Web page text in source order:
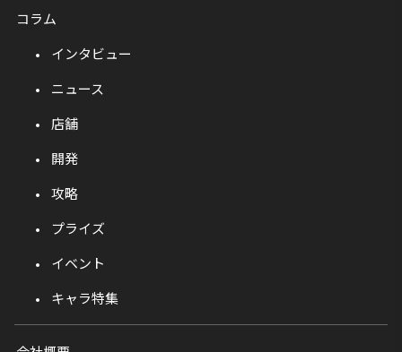
コラム
インタビュー
ニュース
店舗
開発
攻略
プライズ
イベント
キャラ特集